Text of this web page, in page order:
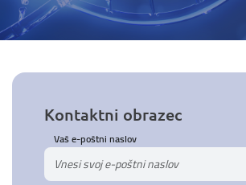
Kontaktni obrazec
Vaš e-poštni naslov